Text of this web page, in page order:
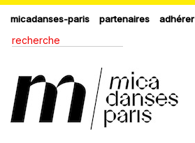
micadanses-paris partenaires adhérer